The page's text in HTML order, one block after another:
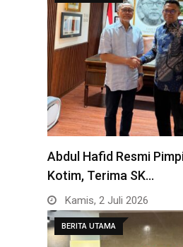
Abdul Hafid Resmi
Kotim, Terima SK…
Kamis, 2 Juli 2026
BERITA UTAMA